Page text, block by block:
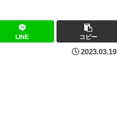
LINE コピー
2023.03.19